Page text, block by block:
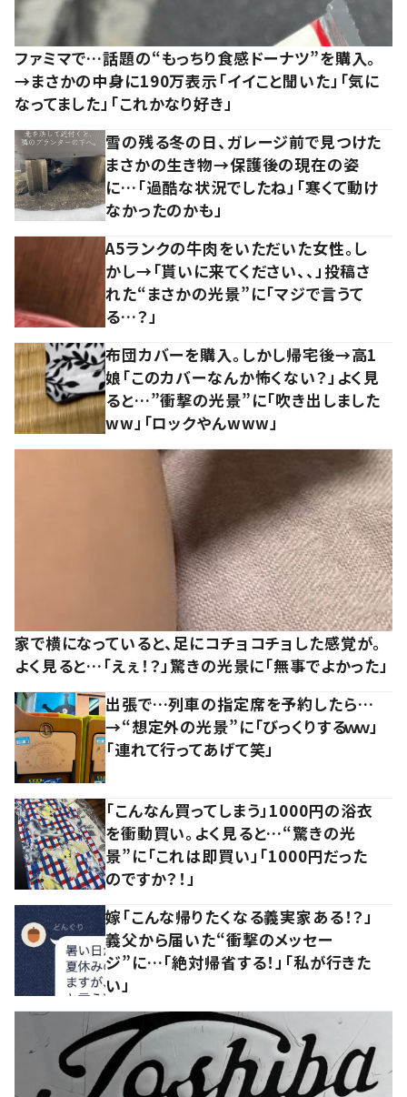
ファミマで…話題の“もっちり食感ドーナツ”を購入。
→まさかの中身に190万表示「イイこと聞いた」「気に
なってました」「これかなり好き」
雪の残る冬の日、ガレージ前で見つけた
まさかの生き物→保護後の現在の姿
に…「過酷な状況でしたね」「寒くて動け
なかったのかも」
A5ランクの牛肉をいただいた女性。し
かし→「貰いに来てください、、」投稿さ
れた“まさかの光景”に「マジで言うて
る…？」
布団カバーを購入。しかし帰宅後→高1
娘「このカバーなんか怖くない？」よく見
ると…”衝撃の光景”に「吹き出しました
ww」「ロックやんwww」
家で横になっていると、足にコチョコチョした感覚が。
よく見ると…「えぇ！？」驚きの光景に「無事でよかった」
出張で…列車の指定席を予約したら…
→“想定外の光景”に「びっくりするｗｗ」
「連れて行ってあげて笑」
「こんなん買ってしまう」1000円の浴衣
を衝動買い。よく見ると…“驚きの光
景”に「これは即買い」「1000円だった
のですか？！」
嫁「こんな帰りたくなる義実家ある！？」
義父から届いた“衝撃のメッセー
ジ”に…「絶対帰省する！」「私が行きた
い」